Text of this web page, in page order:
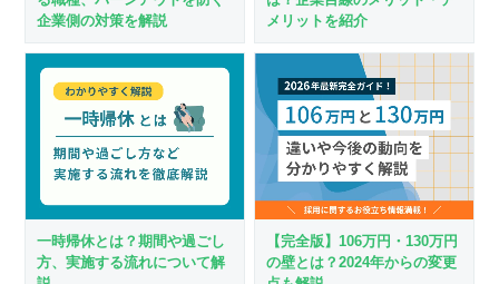
企業側の対策を解説
メリットを紹介
一時帰休とは？期間や過ごし
方、実施する流れについて解
【完全版】106万円・130万円
の壁とは？2024年からの変更